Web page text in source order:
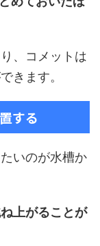
、コメットは
きます。
する
いのが水槽か
上がることが